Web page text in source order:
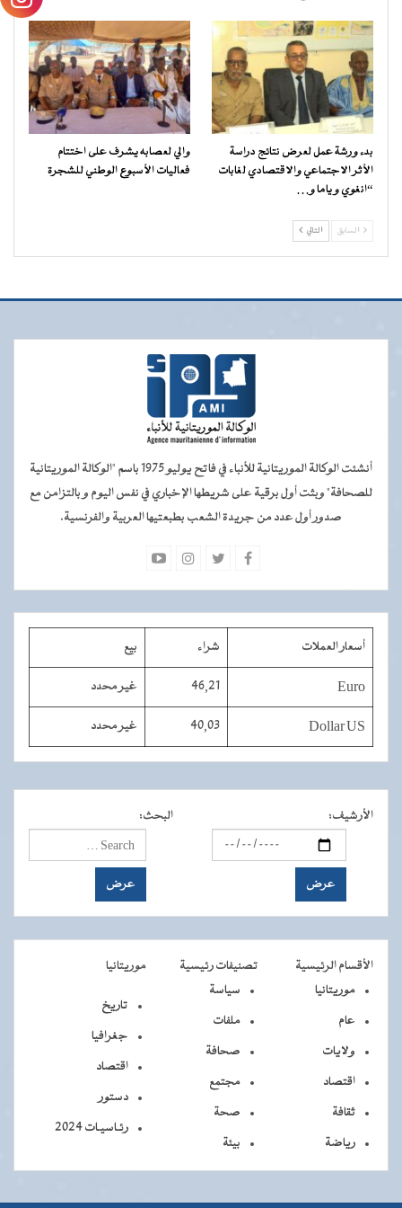
بدء ورشة عمل لعرض نتائج دراسة
الأثر الاجتماعي والاقتصادي لغابات
“انغوي و ياما و…
والي لعصابه يشرف على اختتام
فعاليات الأسبوع الوطني للشجرة
السابق التالي
أنشئت الوكالة الموريتانية للأنباء في فاتح يوليو 1975 باسم "الوكالة الموريتانية
للصحافة" وبثت أول برقية على شريطها الإخباري في نفس اليوم و بالتزامن مع
صدور أول عدد من جريدة الشعب بطبعتيها العربية والفرنسية.
أسعار العملات شراء بيع
Euro
46,21 غير محدد
Dollar US
40,03 غير محدد
الأرشيف: البحث:
الأقسام الرئيسية تصنيفات رئيسية
موريتانيا
موريتانيا
عام
ولايات
اقتصاد
ثقافة
رياضة
سياسة
ملفات
صحافة
مجتمع
صحة
بيئة
تاريخ
جغرافيا
اقتصاد
دستور
رئـاسيـات 2024